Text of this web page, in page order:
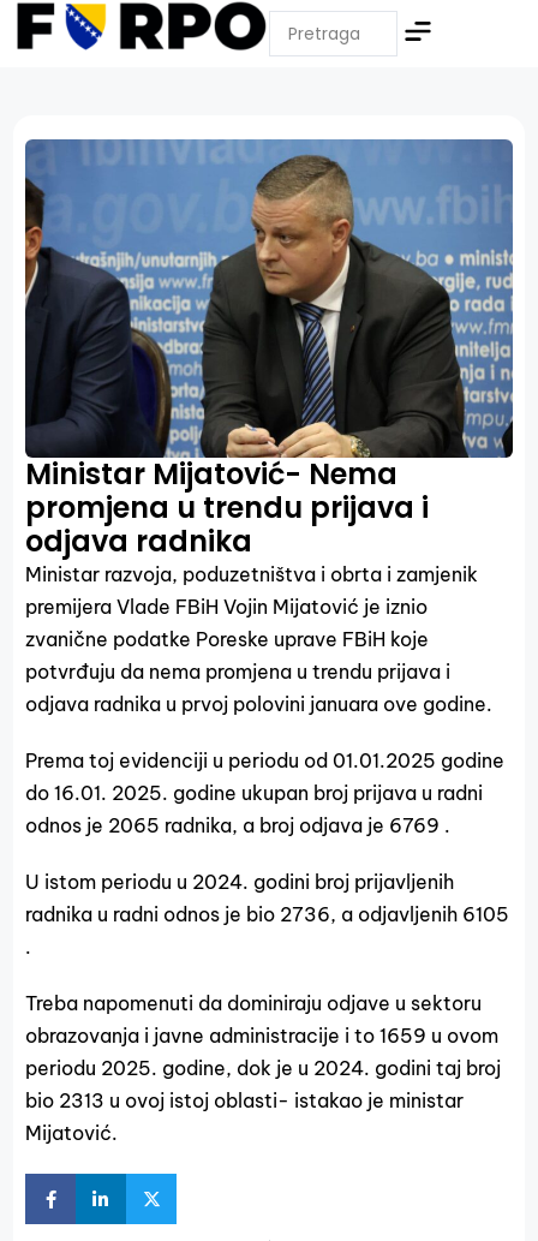
Ministar Mijatović- Nema
promjena u trendu prijava i
odjava radnika
Ministar razvoja, poduzetništva i obrta i zamjenik
premijera Vlade FBiH Vojin Mijatović je iznio
zvanične podatke Poreske uprave FBiH koje
potvrđuju da nema promjena u trendu prijava i
odjava radnika u prvoj polovini januara ove godine.
Prema toj evidenciji u periodu od 01.01.2025 godine
do 16.01. 2025. godine ukupan broj prijava u radni
odnos je 2065 radnika, a broj odjava je 6769 .
U istom periodu u 2024. godini broj prijavljenih
radnika u radni odnos je bio 2736, a odjavljenih 6105
.
Treba napomenuti da dominiraju odjave u sektoru
obrazovanja i javne administracije i to 1659 u ovom
periodu 2025. godine, dok je u 2024. godini taj broj
bio 2313 u ovoj istoj oblasti- istakao je ministar
Mijatović.